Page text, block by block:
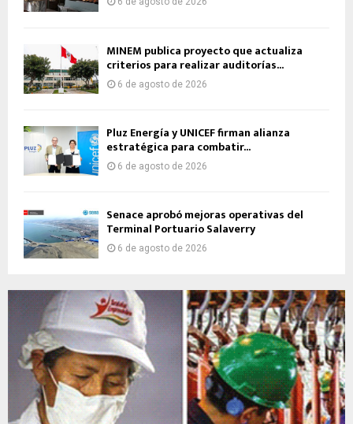
MINEM publica proyecto que actualiza
criterios para realizar auditorías...
6 de agosto de 2026
Pluz Energía y UNICEF firman alianza
estratégica para combatir...
6 de agosto de 2026
Senace aprobó mejoras operativas del
Terminal Portuario Salaverry
6 de agosto de 2026